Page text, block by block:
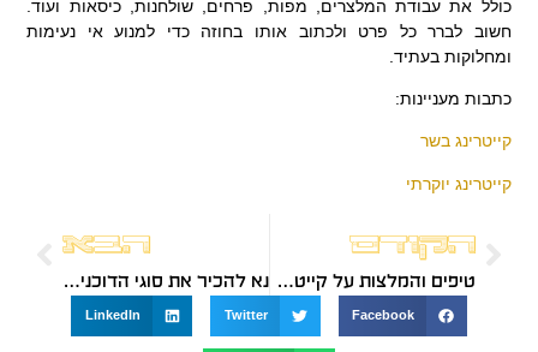
כולל את עבודת המלצרים, מפות, פרחים, שולחנות, כיסאות ועוד.
חשוב לברר כל פרט ולכתוב אותו בחוזה כדי למנוע אי נעימות
ומחלוקות בעתיד.
כתבות מעניינות:
קייטרינג בשר
קייטרינג יוקרתי
הקודם
טיפים והמלצות על קייטרינג אסאדו
הבא
נא להכיר את סוגי הדוכנים הפופולאריים ביותר
Facebook
Twitter
LinkedIn